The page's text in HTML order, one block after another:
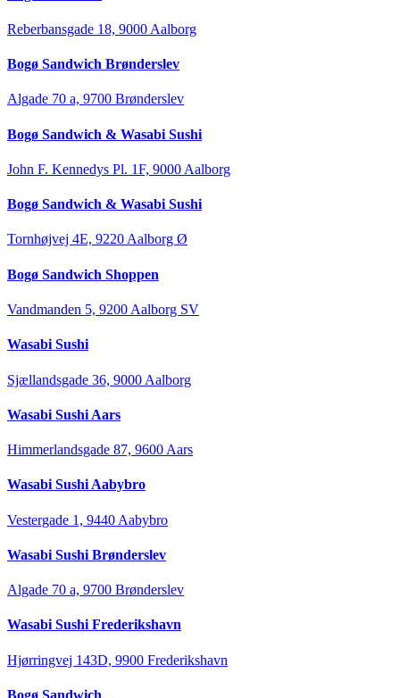
Reberbansgade 18, 9000 Aalborg
Bogø Sandwich Brønderslev
Algade 70 a, 9700 Brønderslev
Bogø Sandwich & Wasabi Sushi
John F. Kennedys Pl. 1F, 9000 Aalborg
Bogø Sandwich & Wasabi Sushi
Tornhøjvej 4E, 9220 Aalborg Ø
Bogø Sandwich Shoppen
Vandmanden 5, 9200 Aalborg SV
Wasabi Sushi
Sjællandsgade 36, 9000 Aalborg
Wasabi Sushi Aars
Himmerlandsgade 87, 9600 Aars
Wasabi Sushi Aabybro
Vestergade 1, 9440 Aabybro
Wasabi Sushi Brønderslev
Algade 70 a, 9700 Brønderslev
Wasabi Sushi Frederikshavn
Hjørringvej 143D, 9900 Frederikshavn
Bogø Sandwich